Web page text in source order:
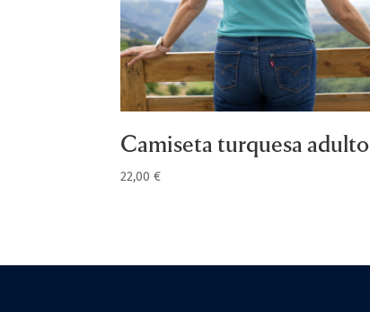
Camiseta turquesa adulto
22,00€